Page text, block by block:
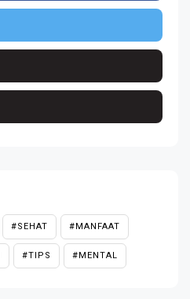
#SEHAT #MANFAAT
#TIPS #MENTAL